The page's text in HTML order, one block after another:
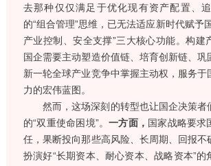
去那种仅仅满足于优化现有资产配置、
的“组合管理”思维，已无法适应新时代赋予
产业控制、安全支撑”三大核心功能。构建
国企需要主动塑造价值链、培育创新链、巩
新一轮全球产业竞争中掌握主动权，服务于
力的宏伟蓝图。
然而，这场深刻的转型也让国企决策者
的“双重使命困境”。一方面， 国家战略要求
任，果断投向那些高风险、长周期、回报不
扮演好“长期资本、耐心资本、战略资本”的